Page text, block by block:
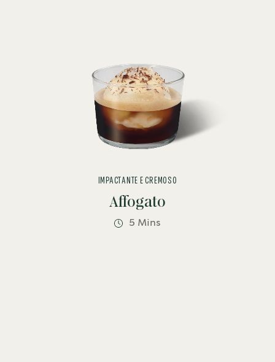
Affogato
IMPACTANTE E CREMOSO
5 Mins